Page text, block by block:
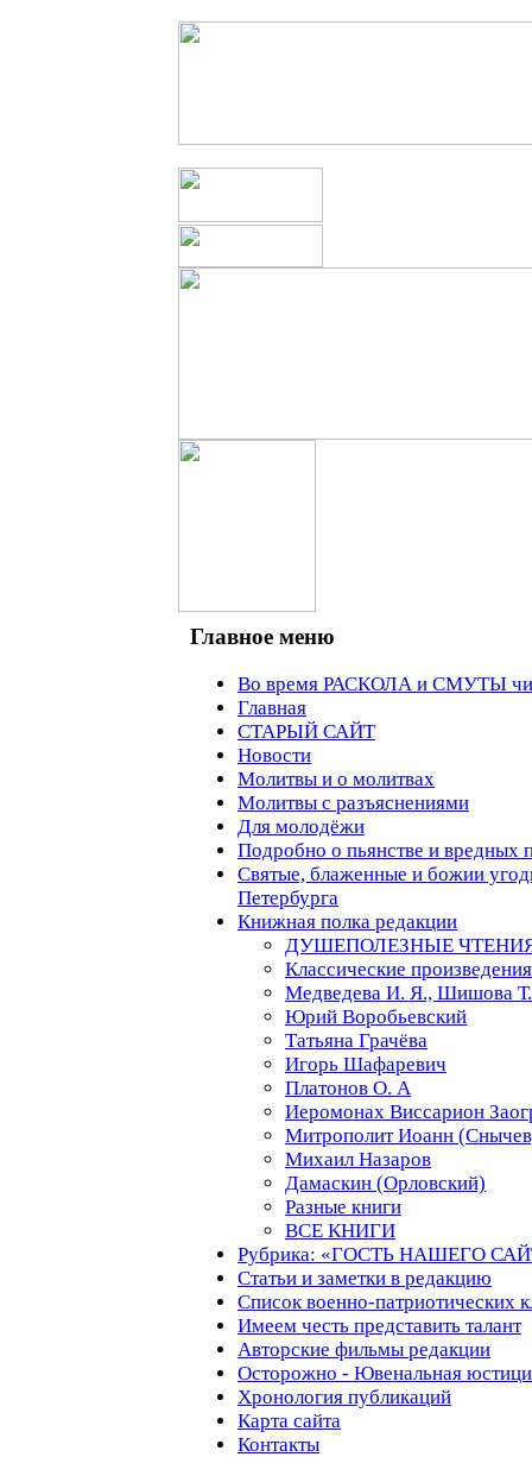
Главное меню
Во время РАСКОЛА и СМУТЫ
Главная
СТАРЫЙ САЙТ
Новости
Молитвы и о молитвах
Молитвы с разъяснениями
Для молодёжи
Подробно о пьянстве и вредных
Святые, блаженные и божии
Петербурга
Книжная полка редакции
ДУШЕПОЛЕЗНЫЕ
Классические произведения
Медведева И. Я., Шишова
Юрий Воробьевский
Татьяна Грачёва
Игорь Шафаревич
Платонов О. А
Иеромонах Виссарион
Митрополит Иоанн
Михаил Назаров
Дамаскин (Орловский)
Разные книги
ВСЕ КНИГИ
Рубрика: «ГОСТЬ НАШЕГО
Статьи и заметки в редакцию
Список военно-патриотических
Имеем честь представить талант
Авторские фильмы редакции
Осторожно - Ювенальная
Хронология публикаций
Карта сайта
Контакты